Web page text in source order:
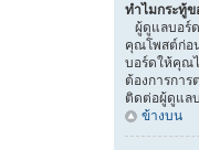
ทำไมกระทู้
ผู้ดูแลบอร์
คุณโพสต์ก่อ
บอร์ดให้คุณ
ต้องการกา
ติดต่อผู้ดูแล
ข้างบน